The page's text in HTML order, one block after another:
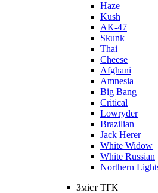
Haze
Kush
AK-47
Skunk
Thai
Cheese
Afghani
Amnesia
Big Bang
Critical
Lowryder
Brazilian
Jack Herer
White Widow
White Russian
Northern
Зміст ТГК